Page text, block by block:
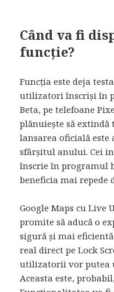
Când va fi
funcție?
Funcția este deja
utilizatori înscriși în
Beta, pe telefoane
plănuiește să
lansarea oficială este
sfârșitul anului. Cei
înscrie în programul
beneficia mai repede
Google Maps cu Live
promite să aducă o
sigură și mai
real direct pe Lock
utilizatorii vor putea
Aceasta este,